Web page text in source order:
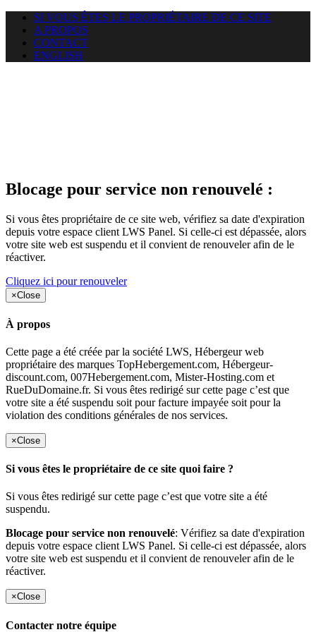
SI VOUS ÊTES LE PROPRIÉTAIRE DE CE SITE
A PROPOS
CONTACT
ENGLISH
Blocage pour service non renouvelé :
Si vous êtes propriétaire de ce site web, vérifiez sa date d'expiration
depuis votre espace client LWS Panel. Si celle-ci est dépassée, alors
votre site web est suspendu et il convient de renouveler afin de le
réactiver.
Cliquez ici pour renouveler
×Close
À propos
Cette page a été créée par la société LWS, Hébergeur web
propriétaire des marques TopHebergement.com, Hébergeur-
discount.com, 007Hebergement.com, Mister-Hosting.com et
RueDuDomaine.fr. Si vous êtes redirigé sur cette page c’est que
votre site a été suspendu soit pour facture impayée soit pour la
violation des conditions générales de nos services.
×Close
Si vous êtes le propriétaire de ce site quoi faire ?
Si vous êtes redirigé sur cette page c’est que votre site a été
suspendu.
Blocage pour service non renouvelé: Vérifiez sa date d'expiration
depuis votre espace client LWS Panel. Si celle-ci est dépassée, alors
votre site web est suspendu et il convient de renouveler afin de le
réactiver.
×Close
Contacter notre équipe